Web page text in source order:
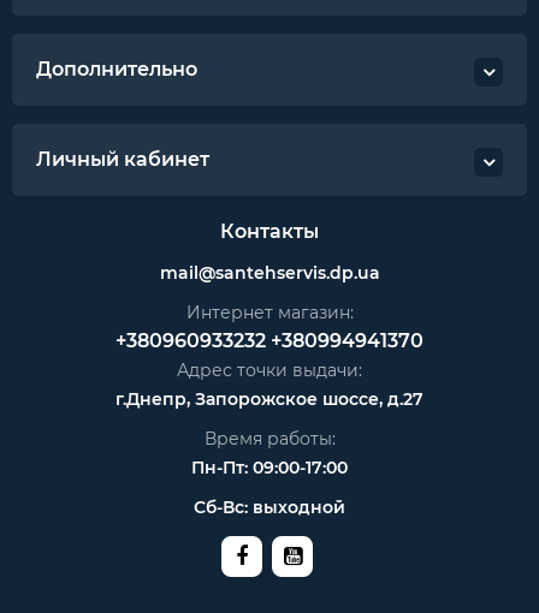
Дополнительно
Личный кабинет
Контакты
mail@santehservis.dp.ua
Интернет магазин:
+380960933232 +380994941370
Адрес точки выдачи:
г.Днепр, Запорожское шоссе, д.27
Время работы:
Пн-Пт: 09:00-17:00
Сб-Вс: выходной